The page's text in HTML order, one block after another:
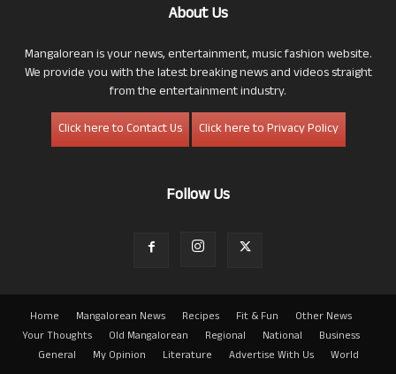
About Us
Mangalorean is your news, entertainment, music fashion website.
We provide you with the latest breaking news and videos straight
from the entertainment industry.
Click here to Contact Us
Click here to Privacy Policy
Follow Us
Home Mangalorean News Recipes Fit & Fun
Other News
Your Thoughts
Old Mangalorean Regional National
Business
General
My Opinion Literature Advertise With Us World